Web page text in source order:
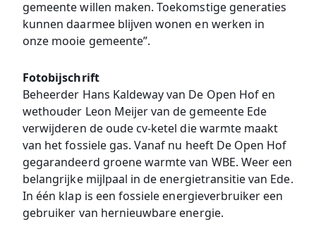
gemeente willen maken. Toekomstige generaties
kunnen daarmee blijven wonen en werken in
onze mooie gemeente”.
Fotobijschrift
Beheerder Hans Kaldeway van De Open Hof en
wethouder Leon Meijer van de gemeente Ede
verwijderen de oude cv-ketel die warmte maakt
van het fossiele gas. Vanaf nu heeft De Open Hof
gegarandeerd groene warmte van WBE. Weer een
belangrijke mijlpaal in de energietransitie van Ede.
In één klap is een fossiele energieverbruiker een
gebruiker van hernieuwbare energie.